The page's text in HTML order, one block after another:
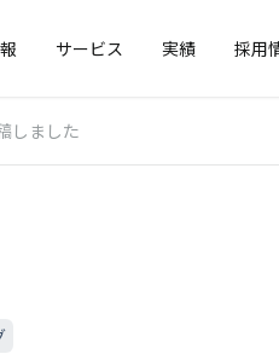
サービス 実績 採用
しました